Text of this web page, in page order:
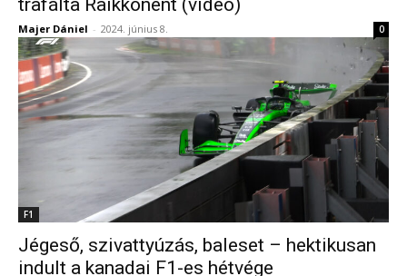
trafálta Räikkönent (videó)
Majer Dániel - 2024. június 8. 0
F1
Jégeső, szivattyúzás, baleset – hektikusan
indult a kanadai F1-es hétvége